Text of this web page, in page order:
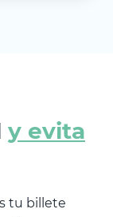
y evita
tu billete